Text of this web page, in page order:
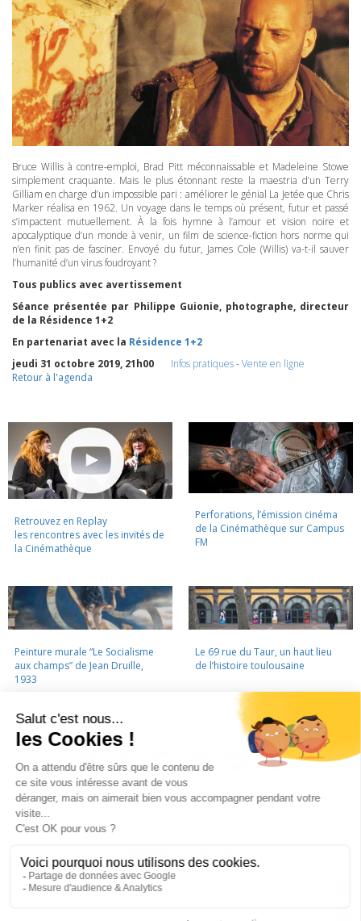
Bruce Willis à contre-emploi, Brad Pitt méconnaissable et Madeleine Stowe
simplement craquante. Mais le plus étonnant reste la maestria d’un Terry
Gilliam en charge d’un impossible pari : améliorer le génial La Jetée que Chris
Marker réalisa en 1962. Un voyage dans le temps où présent, futur et passé
s’impactent mutuellement. À la fois hymne à l’amour et vision noire et
apocalyptique d’un monde à venir, un film de science-fiction hors norme qui
n’en finit pas de fasciner. Envoyé du futur, James Cole (Willis) va-t-il sauver
l’humanité d’un virus foudroyant ?
Tous publics avec avertissement
Séance présentée par Philippe Guionie, photographe, directeur
de la Résidence 1+2
En partenariat avec la Résidence 1+2
jeudi 31 octobre 2019, 21h00
Infos pratiques-Vente en ligne
Retour à l'agenda
Retrouvez en Replay
les rencontres avec les invités de
la Cinémathèque
Perforations, l’émission cinéma
de la Cinémathèque sur Campus
FM
Peinture murale “Le Socialisme
aux champs” de Jean Druille,
1933
Le 69 rue du Taur, un haut lieu
de l’histoire toulousaine
LA CINÉMATHÈQUE · CONTACTS · LETTRE D'INFORMATION ·
MENTIONS LÉGALES
La Cinémathèque de Toulouse